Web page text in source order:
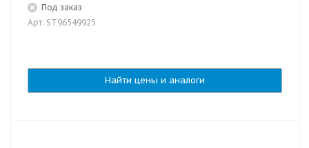
Под заказ
Арт: ST96549925
Найти цены и аналоги